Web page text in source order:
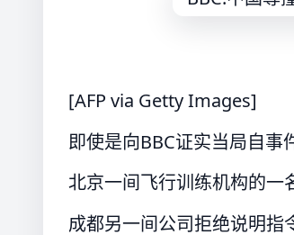
[AFP via Getty Images]
即使是向BBC证实当局自事
北京一间飞行训练机构的一
成都另一间公司拒绝说明指